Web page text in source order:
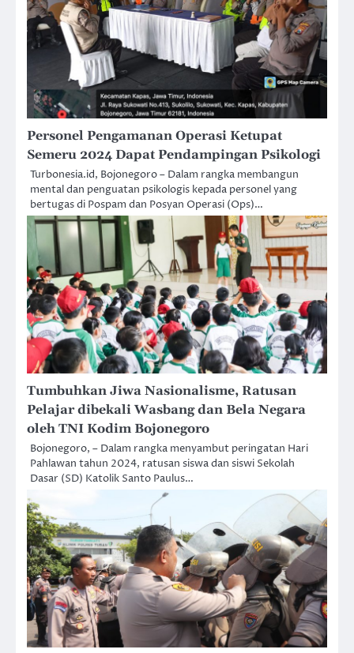
Personel Pengamanan Operasi Ketupat
Semeru 2024 Dapat Pendampingan Psikologi
Turbonesia.id, Bojonegoro – Dalam rangka membangun
mental dan penguatan psikologis kepada personel yang
bertugas di Pospam dan Posyan Operasi (Ops)…
Tumbuhkan Jiwa Nasionalisme, Ratusan
Pelajar dibekali Wasbang dan Bela Negara
oleh TNI Kodim Bojonegoro
Bojonegoro, – Dalam rangka menyambut peringatan Hari
Pahlawan tahun 2024, ratusan siswa dan siswi Sekolah
Dasar (SD) Katolik Santo Paulus…